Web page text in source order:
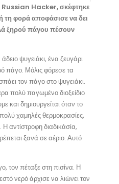
Hacker, σκέφτηκε
τη φορά αποφάσισε να δει
ξηρού πάγου πέσουν
ψυγειάκι, ένα ζευγάρι
πάγο. Μόλις φόρεσε τα
τον πάγο στο ψυγειάκι.
πολύ παγωμένο διοξείδιο
και δημιουργείται όταν το
πολύ χαμηλές θερμοκρασίες,
αντίστροφη διαδικάσία,
ξανά σε αέριο. Αυτό
τον πέταξε στη πισίνα. Η
νερό άρχισε να λιώνει τον